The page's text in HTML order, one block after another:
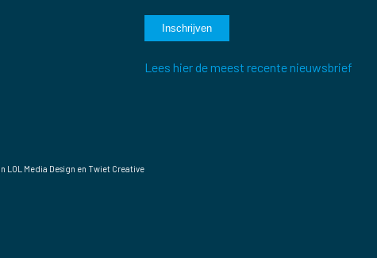
Lees hier de meest recente nieuwsbrief
LOL Media Design en Twiet Creative